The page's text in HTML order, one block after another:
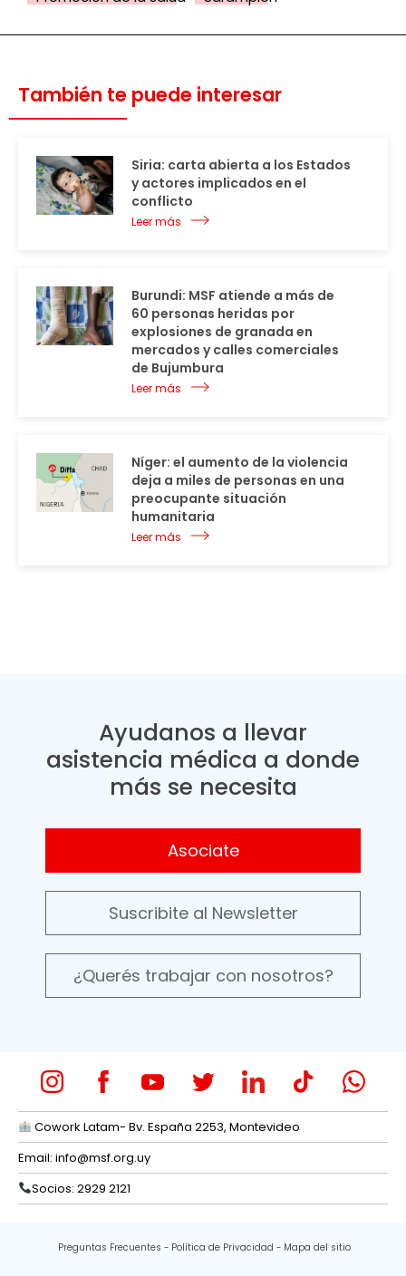
También te puede interesar
Siria: carta abierta a los Estados
y actores implicados en el
conflicto
Leer más
Burundi: MSF atiende a más de
60 personas heridas por
explosiones de granada en
mercados y calles comerciales
de Bujumbura
Leer más
Níger: el aumento de la violencia
deja a miles de personas en una
preocupante situación
humanitaria
Leer más
Ayudanos a llevar
asistencia médica a donde
más se necesita
Asociate
Suscribite al Newsletter
¿Querés trabajar con nosotros?
Cowork Latam- Bv. España 2253, Montevideo
Email: info@msf.org.uy
Socios: 2929 2121
Preguntas Frecuentes Política de Privacidad Mapa del sitio